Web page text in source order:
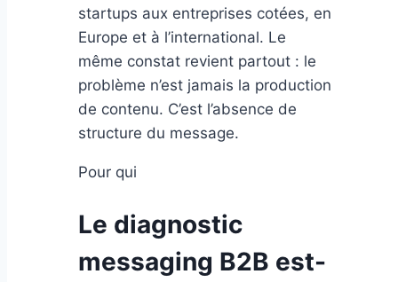
startups aux entreprises cotées, en
Europe et à l’international. Le
même constat revient partout : le
problème n’est jamais la production
de contenu. C’est l’absence de
structure du message.
Pour qui
Le diagnostic
messaging B2B est-